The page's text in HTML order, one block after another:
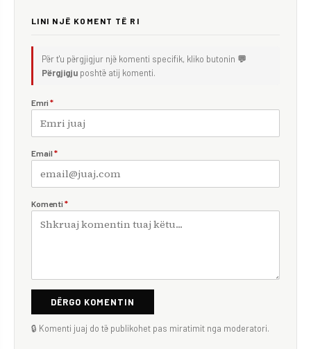
LINI NJË KOMENT TË RI
Për t'u përgjigjur një komenti specifik, kliko butonin 💬
Përgjigju poshtë atij komenti.
Emri *
Email *
Komenti *
DËRGO KOMENTIN
🔒 Komenti juaj do të publikohet pas miratimit nga moderatori.